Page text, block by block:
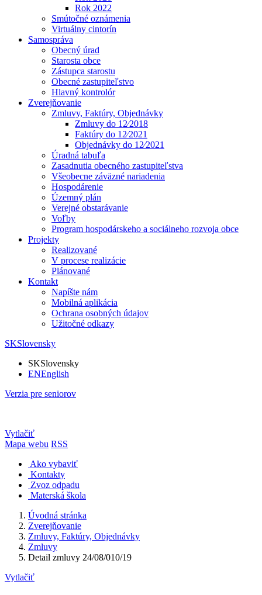
Rok 2022
Smútočné oznámenia
Virtuálny cintorín
Samospráva
Obecný úrad
Starosta obce
Zástupca starostu
Obecné zastupiteľstvo
Hlavný kontrolór
Zverejňovanie
Zmluvy, Faktúry, Objednávky
Zmluvy do 12⁄2018
Faktúry do 12⁄2021
Objednávky do 12⁄2021
Úradná tabuľa
Zasadnutia obecného zastupiteľstva
Všeobecne záväzné nariadenia
Hospodárenie
Územný plán
Verejné obstarávanie
Voľby
Program hospodárskeho a sociálneho rozvoja obce
Projekty
Realizované
V procese realizácie
Plánované
Kontakt
Napíšte nám
Mobilná aplikácia
Ochrana osobných údajov
Užitočné odkazy
SKSlovensky
SKSlovensky
ENEnglish
Verzia pre seniorov
Vytlačiť
Mapa webu RSS
Ako vybaviť
Kontakty
Zvoz odpadu
Materská škola
Úvodná stránka
Zverejňovanie
Zmluvy, Faktúry, Objednávky
Zmluvy
Detail zmluvy 24/08/010/19
Vytlačiť